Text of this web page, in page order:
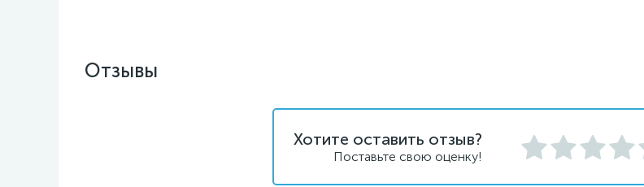
Отзывы
Хотите оставить отзыв?
Поставьте свою оценку!